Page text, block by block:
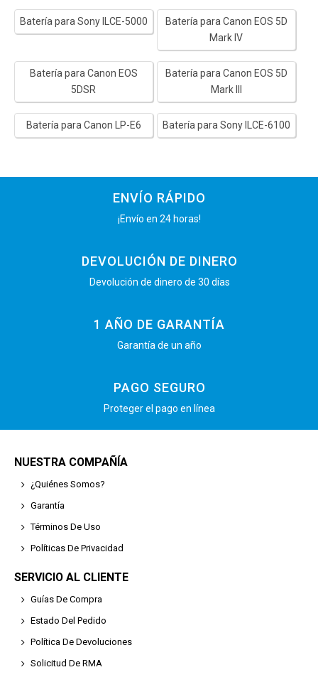
Batería para Sony ILCE-5000
Batería para Canon EOS 5D
Mark IV
Batería para Canon EOS
5DSR
Batería para Canon EOS 5D
Mark III
Batería para Canon LP-E6 Batería para Sony ILCE-6100
ENVÍO RÁPIDO
¡Envío en 24 horas!
DEVOLUCIÓN DE DINERO
Devolución de dinero de 30 días
1 AÑO DE GARANTÍA
Garantía de un año
PAGO SEGURO
Proteger el pago en línea
NUESTRA COMPAÑÍA
¿Quiénes Somos?
Garantía
Términos De Uso
Políticas De Privacidad
SERVICIO AL CLIENTE
Guías De Compra
Estado Del Pedido
Política De Devoluciones
Solicitud De RMA